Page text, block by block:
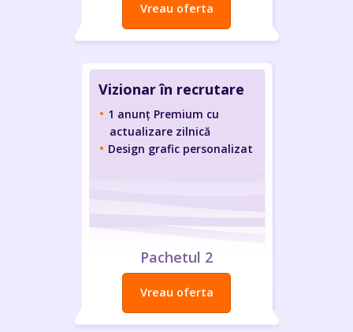
Vreau oferta
Vizionar în recrutare
1 anunț Premium cu
actualizare zilnică
Design grafic personalizat
Pachetul 2
Vreau oferta